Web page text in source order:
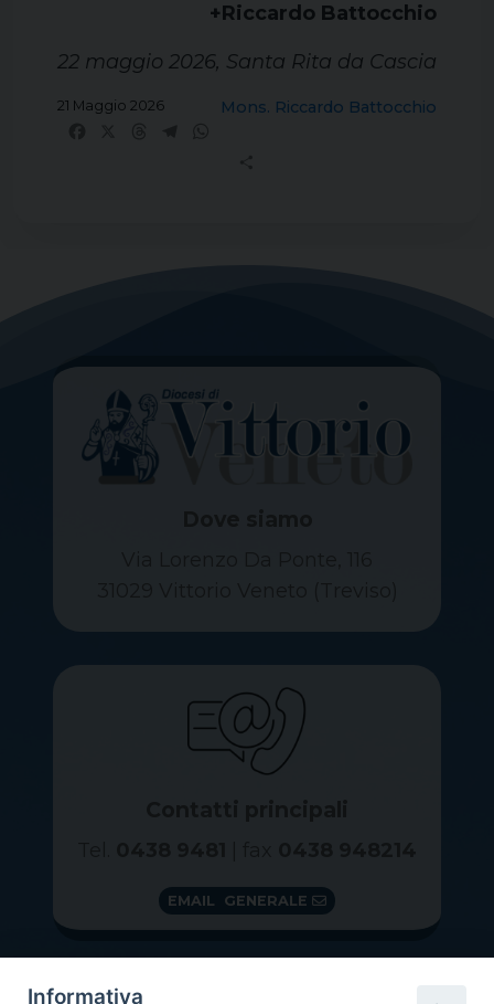
+Riccardo Battocchio
22 maggio 2026, Santa Rita da Cascia
Mons. Riccardo Battocchio
21 Maggio 2026
EMAIL GENERALE
Informativa